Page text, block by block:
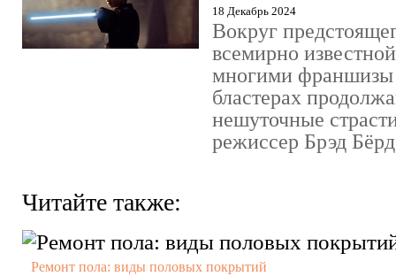
18 Декабрь 2024
Вокруг
всемирно
многими франшизы
бластерах
нешуточные
режиссер Брэд
Читайте также:
Ремонт пола: виды половых покрытий